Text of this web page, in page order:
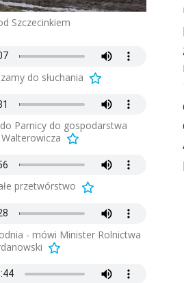
Szczecinkiem
do słuchania
Parnicy do gospodarstwa
przetwórstwo
- mówi Minister Rolnictwa